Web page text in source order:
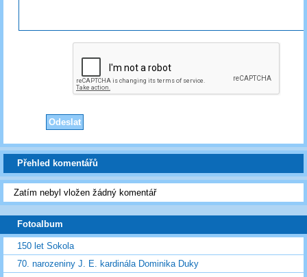
Přehled komentářů
Zatím nebyl vložen žádný komentář
Fotoalbum
150 let Sokola
70. narozeniny J. E. kardinála Dominika Duky